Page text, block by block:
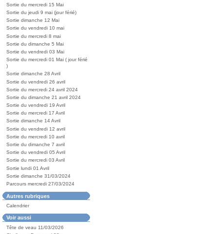
Sortie du mercredi 15 Mai
Sortie du jeudi 9 mai (jour férié)
Sortie dimanche 12 Mai
Sortie du vendredi 10 mai
Sortie du mercredi 8 mai
Sortie du dimanche 5 Mai
Sortie du vendredi 03 Mai
Sortie du mercredi 01 Mai ( jour férié
)
Sortie dimanche 28 Avril
Sortie du vendredi 26 avril
Sortie du mercredi 24 avril 2024
Sortie du dimanche 21 avril 2024
Sortie du vendredi 19 Avril
Sortie du mercredi 17 Avril
Sortie dimanche 14 Avril
Sortie du vendredi 12 avril
Sortie du mercredi 10 avril
Sortie du dimanche 7 avril
Sortie du vendredi 05 Avril
Sortie du mercredi 03 Avril
Sortie lundi 01 Avril
Sortie dimanche 31/03/2024
Parcours mercredi 27/03/2024
Autres rubriques
Calendrier
Voir aussi
Tête de veau 11/03/2026